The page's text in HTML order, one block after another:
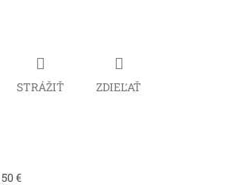
STRÁŽIŤ ZDIEĽAŤ
€